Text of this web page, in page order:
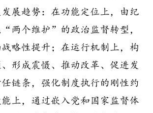
展趋势：在功能定位上，由纪
“两个维护”的政治监督转型，
略性提升；在运行机制上，构
形成震慑、推动改革、促进发
链条，强化制度执行的刚性约
上，通过嵌入党和国家监督体